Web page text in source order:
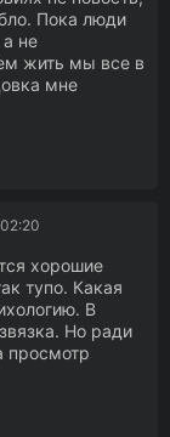
Пока люди
а не
жить мы все в
мне
хорошие
тупо. Какая
В
Но ради
просмотр